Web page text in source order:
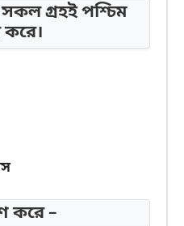
সকল গ্রহই পশ্চিম
করে –